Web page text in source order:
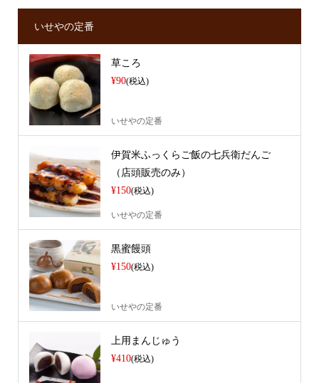
いせやの定番
草ころ
¥90(税込)
いせやの定番
伊賀米ふっくらご飯の七兵衛だんご
（店頭販売のみ）
¥150(税込)
いせやの定番
黒蜜饅頭
¥150(税込)
いせやの定番
上用まんじゅう
¥410(税込)